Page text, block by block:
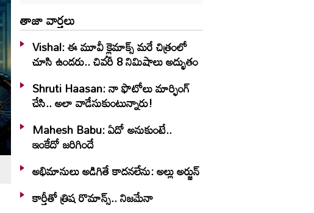
తాజా వార్తలు
Vishal: ఈ మూవీ క్లైమాక్స్ మరే చిత్రంలో
చూసి ఉండరు.. చివరి 8 నిమిషాలు అద్భుతం
Shruti Haasan: నా ఫొటోలు మార్ఫింగ్
చేసి.. అలా వాడేసుకుంటున్నారు!
Mahesh Babu: ఏదో అనుకుంటే..
ఇంకేదో జరిగిందే
అభిమానులు అడిగితే కాదనలేను: అల్లు అర్జున్
కార్తీతో త్రిష రొమాన్స్.. నిజమేనా